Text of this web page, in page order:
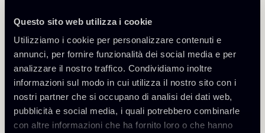
Questo sito web utilizza i cookie
Utilizziamo i cookie per personalizzare contenuti e
annunci, per fornire funzionalità dei social media e per
analizzare il nostro traffico. Condividiamo inoltre
informazioni sul modo in cui utilizza il nostro sito con i
nostri partner che si occupano di analisi dei dati web,
pubblicità e social media, i quali potrebbero combinarle
con altre informazioni che ha fornito loro o che hanno
Per ulteriori informazionie registrazione
all’evento - E:events@chiomenti.net - T: +39 06
466221
Scarica l'invito qui a fianco
(Photo credits Vincenzo Troiano)